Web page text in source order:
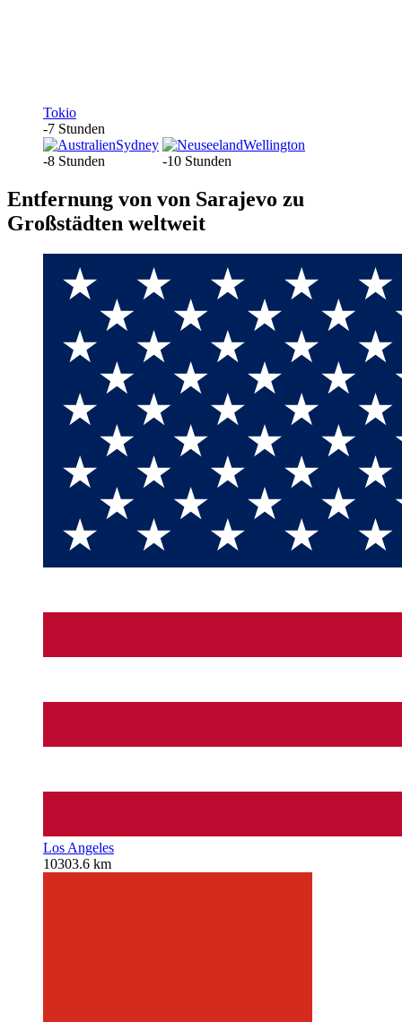
Tokio
-7 Stunden
Sydney
-8 Stunden
Wellington
-10 Stunden
Entfernung von von Sarajevo zu
Großstädten weltweit
Los Angeles
10303.6 km